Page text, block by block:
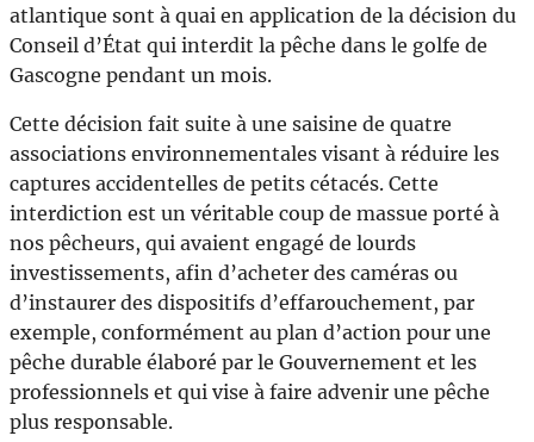
atlantique sont à quai en application de la décision du
Conseil d’État qui interdit la pêche dans le golfe de
Gascogne pendant un mois.
Cette décision fait suite à une saisine de quatre
associations environnementales visant à réduire les
captures accidentelles de petits cétacés. Cette
interdiction est un véritable coup de massue porté à
nos pêcheurs, qui avaient engagé de lourds
investissements, afin d’acheter des caméras ou
d’instaurer des dispositifs d’effarouchement, par
exemple, conformément au plan d’action pour une
pêche durable élaboré par le Gouvernement et les
professionnels et qui vise à faire advenir une pêche
plus responsable.